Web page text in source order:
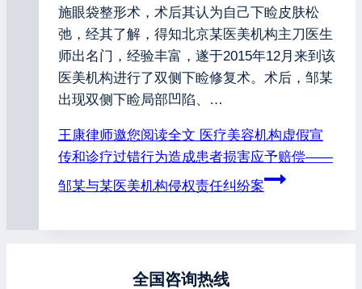
施眼袋整形术，术后其认为自己下睑皮肤松
弛，经其了解，得知北京某医美机构主刀医生
师出名门，经验丰富，遂于2015年12月来到该
医美机构进行了双侧下睑修复术。术后，邹某
出现双侧下睑局部凹陷、…
王康律师邀您阅读全文 医疗美容机构虚假宣
传和诊疗过错行为造成患者损害应予赔偿——
邹某与某医美机构侵权责任纠纷案
全国咨询热线